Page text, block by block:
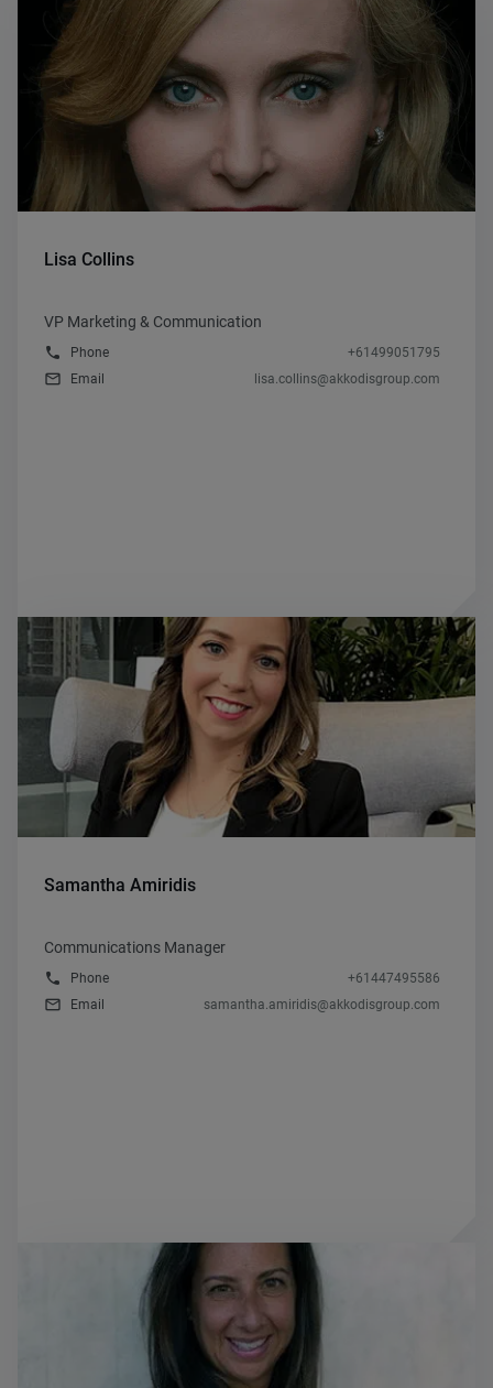
Lisa Collins
VP Marketing & Communication
phone
Phone +61499051795
mail_outline Email lisa.collins@akkodisgroup.com
Samantha Amiridis
Communications Manager
phone
Phone +61447495586
mail_outline Email samantha.amiridis@akkodisgroup.com